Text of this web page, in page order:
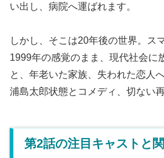
い出し、病院へ運ばれます。
しかし、そこは20年後の世界。ス
1999年の感覚のまま、現代社会に
と、年老いた家族、失われた恋人
浦島太郎状態とコメディ、切ない
第2話の注目キャストと